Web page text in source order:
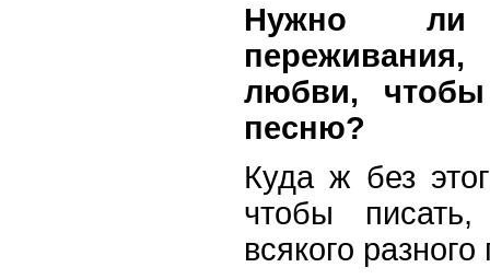
Нужно ли
любви,
песню?
Куда ж без
чтобы
всякого